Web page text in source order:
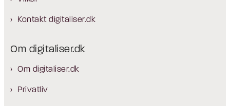
Kontakt digitaliser.dk
Om digitaliser.dk
Om digitaliser.dk
Privatliv